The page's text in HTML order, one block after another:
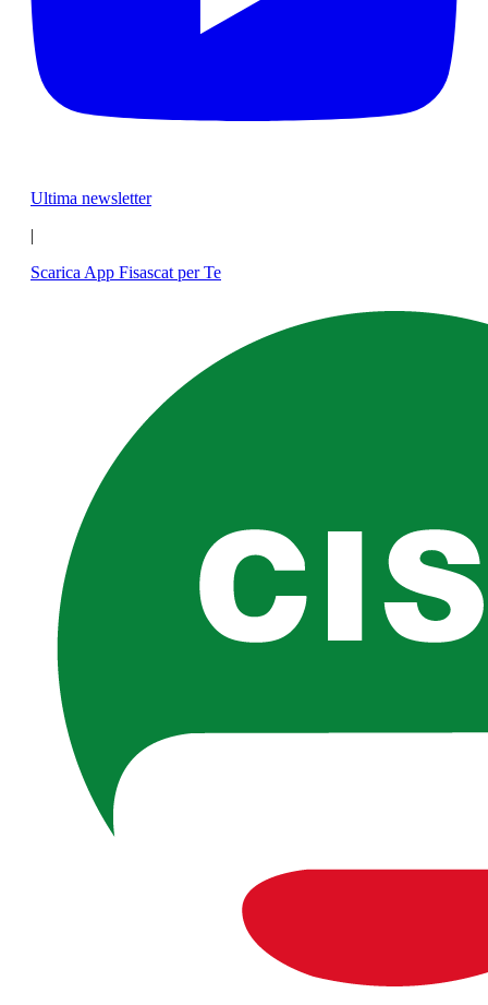
Ultima newsletter
|
Scarica App Fisascat per Te